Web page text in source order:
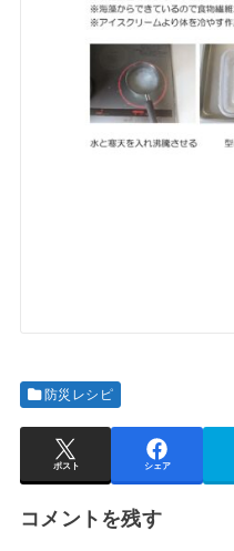
防災レシピ
ポスト シェア
コメントを残す